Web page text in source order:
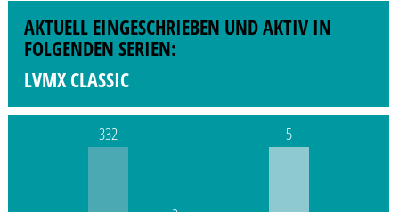
AKTUELL EINGESCHRIEBEN UND AKTIV IN
FOLGENDEN SERIEN:
LVMX CLASSIC
332 5